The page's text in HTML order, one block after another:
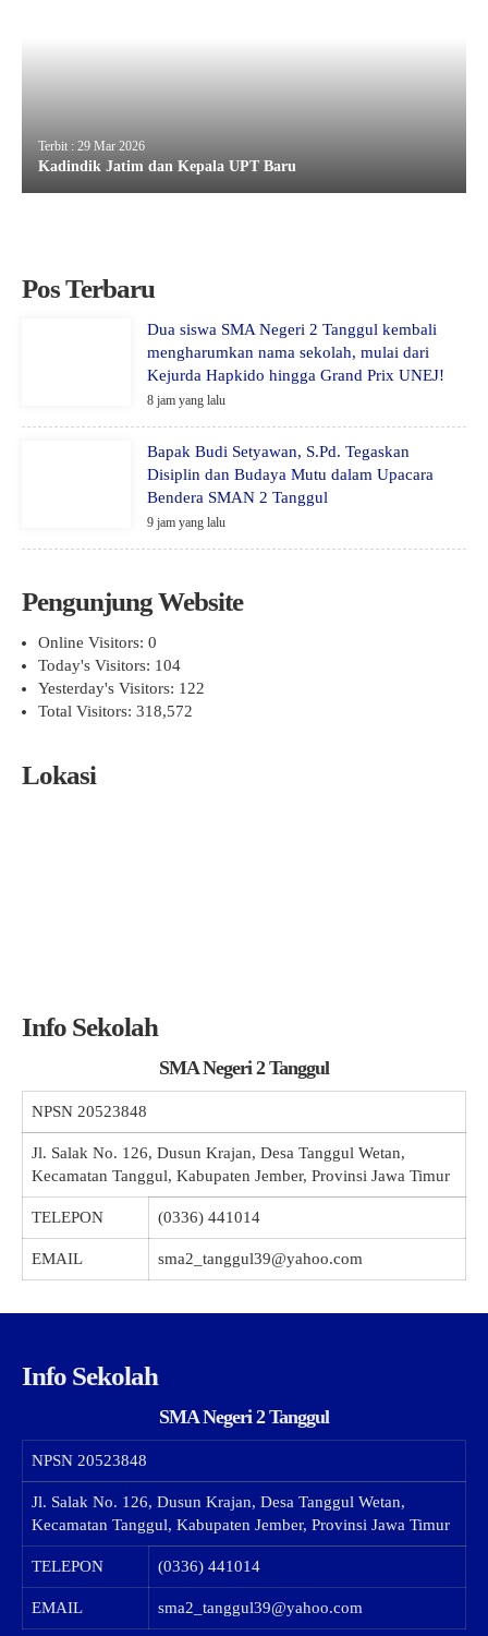
Terbit : 29 Mar 2026
Kadindik Jatim dan Kepala UPT Baru
Pos Terbaru
Dua siswa SMA Negeri 2 Tanggul kembali
mengharumkan nama sekolah, mulai dari
Kejurda Hapkido hingga Grand Prix UNEJ!
8 jam yang lalu
Bapak Budi Setyawan, S.Pd. Tegaskan
Disiplin dan Budaya Mutu dalam Upacara
Bendera SMAN 2 Tanggul
9 jam yang lalu
Pengunjung Website
Online Visitors: 0
Today's Visitors: 104
Yesterday's Visitors: 122
Total Visitors: 318,572
Lokasi
Info Sekolah
SMA Negeri 2 Tanggul
NPSN 20523848
Jl. Salak No. 126, Dusun Krajan, Desa Tanggul Wetan,
Kecamatan Tanggul, Kabupaten Jember, Provinsi Jawa Timur
TELEPON (0336) 441014
EMAIL sma2_tanggul39@yahoo.com
Info Sekolah
SMA Negeri 2 Tanggul
NPSN 20523848
Jl. Salak No. 126, Dusun Krajan, Desa Tanggul Wetan,
Kecamatan Tanggul, Kabupaten Jember, Provinsi Jawa Timur
TELEPON (0336) 441014
EMAIL sma2_tanggul39@yahoo.com